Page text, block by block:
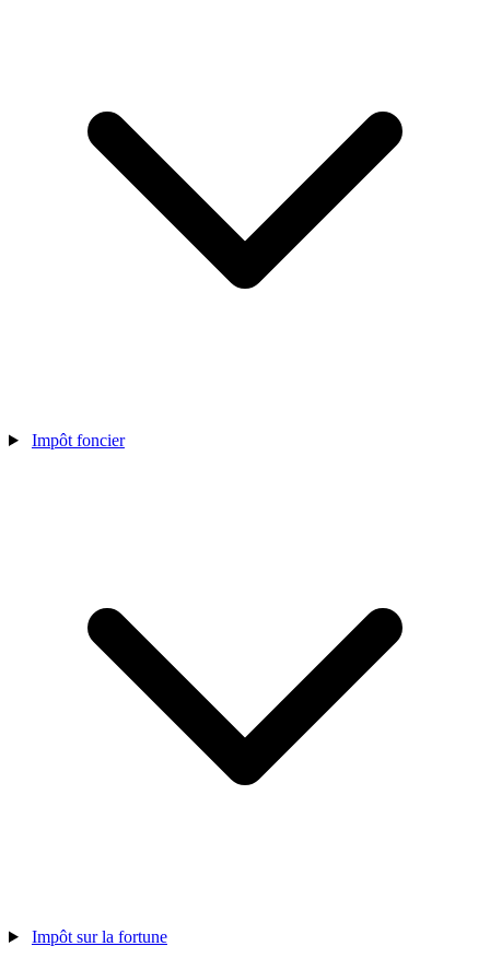
Impôt foncier
Impôt sur la fortune